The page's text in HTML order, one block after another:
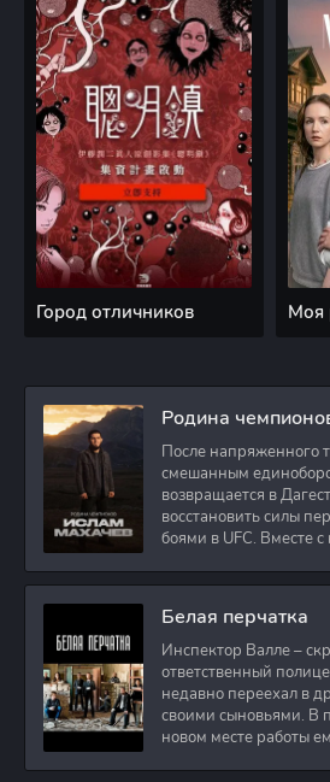
Город отличников Моя
Родина
После напряженного
смешанным
возвращается в
восстановить силы
боями в UFC. Вместе
Белая перчатка
Инспектор Валле –
ответственный
недавно переехал в
своими сыновьями. В
новом месте работы